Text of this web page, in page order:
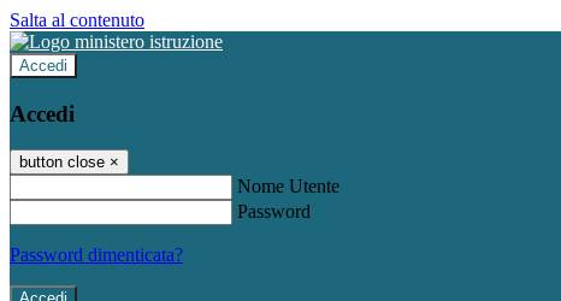
Salta al contenuto
Accedi
Accedi
button close ×
Nome Utente
Password
Password dimenticata?